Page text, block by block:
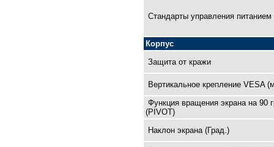
Cтандарты управления питанием
Корпус
Защита от кражи
Вертикальное крепление VESA
Функция вращения экрана на 90
(PIVOT)
Наклон экрана (Град.)